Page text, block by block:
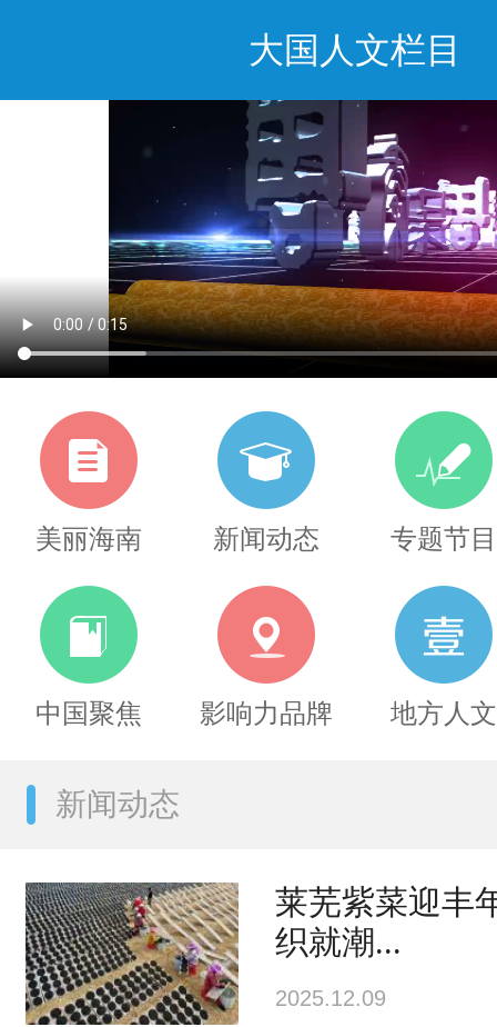
大国人文栏目
美丽海南 新闻动态 专题节目
中国聚焦 影响力品牌 地方人文
新闻动态
莱芜紫菜迎丰
织就潮...
2025.12.09